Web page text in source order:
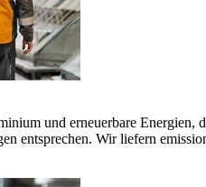
und erneuerbare
entsprechen. Wir liefern